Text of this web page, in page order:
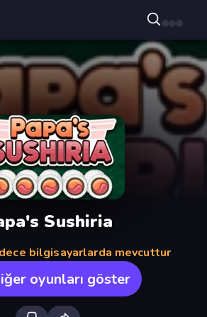
Sushiria
bilgisayarlarda mevcuttur
oyunları göster